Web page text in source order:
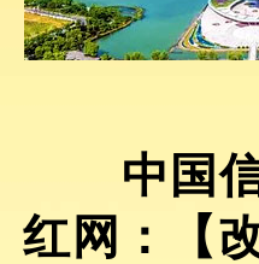
中国
红网：【